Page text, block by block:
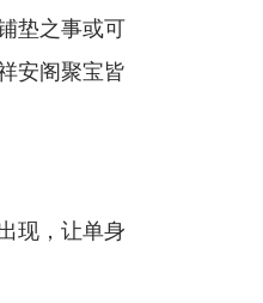
垫之事或可
安阁聚宝皆
现，让单身